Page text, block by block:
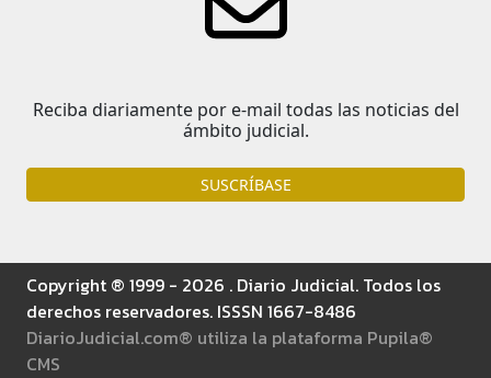
Reciba diariamente por e-mail todas las noticias del
ámbito judicial.
SUSCRÍBASE
Copyright ® 1999 - 2026 . Diario Judicial. Todos los
derechos reservadores. ISSSN 1667-8486
DiarioJudicial.com® utiliza la plataforma Pupila®
CMS